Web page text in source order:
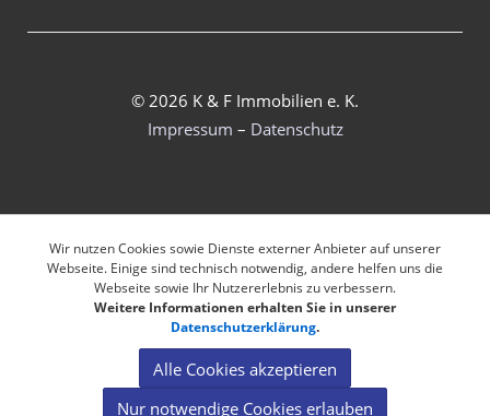
© 2026 K & F Immobilien e. K.
Impressum – Datenschutz
Wir nutzen Cookies sowie Dienste externer Anbieter auf unserer
Webseite. Einige sind technisch notwendig, andere helfen uns die
Webseite sowie Ihr Nutzererlebnis zu verbessern.
Weitere Informationen erhalten Sie in unserer
Datenschutzerklärung.
Alle Cookies akzeptieren
Nur notwendige Cookies erlauben